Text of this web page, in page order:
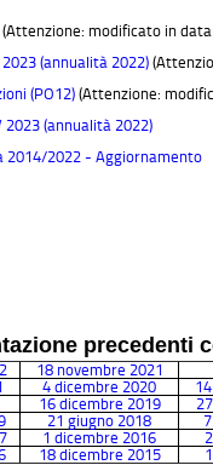
(Attenzione: modificato in
(annualità 2022)
(PO12)(Attenzione:
(annualità 2022)
2014/2022 - Aggiornamento
precedenti
18 novembre 2021
4 dicembre 2020
16 dicembre 2019
21 giugno 2018
1 dicembre 2016
18 dicembre 2015